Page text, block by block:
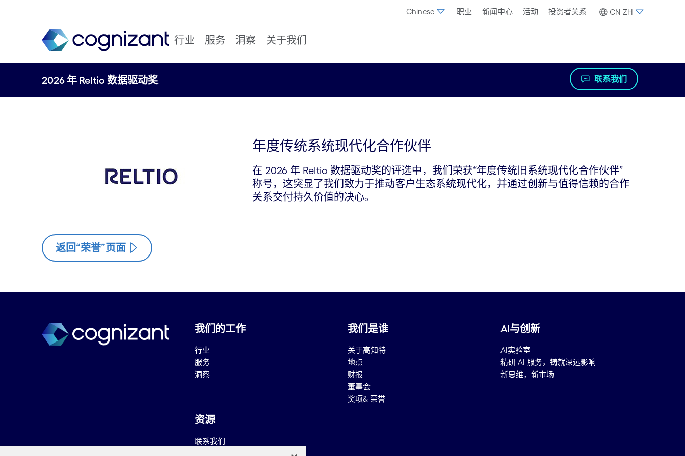
Chinese 职业 新闻中心 活动 投资者关系 CN-ZH
行业 服务 洞察 关于我们
2026 年 Reltio 数据驱动奖 联系我们
年度传统系统现代化合作伙伴
在 2026 年 Reltio 数据驱动奖的评选中，我们荣获“年度传统旧系统现代化合作伙伴”
称号，这突显了我们致力于推动客户生态系统现代化，并通过创新与值得信赖的合作
关系交付持久价值的决心。
返回“荣誉”页面
我们的工作
行业
服务
洞察
我们是谁
关于高知特
地点
财报
董事会
奖项& 荣誉
AI与创新
AI实验室
精研 AI 服务，铸就深远影响
新思维，新市场
资源
联系我们